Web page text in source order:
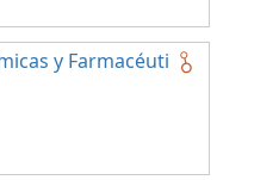
y Farmacéuti